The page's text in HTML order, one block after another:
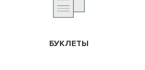
БУКЛЕТЫ